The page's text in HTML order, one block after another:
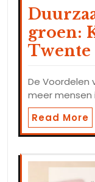
groen:
Twente
De Voordelen
meer mensen
Read More